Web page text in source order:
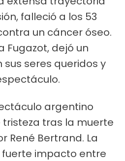
falleció a los 53
un cáncer óseo.
Fugazot, dejó un
seres queridos y
argentino
tras la muerte
René Bertrand. La
impacto entre